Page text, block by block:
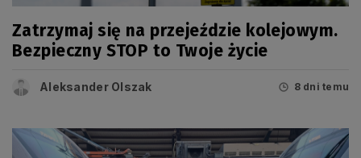
Zatrzymaj się na przejeździe kolejowym.
Bezpieczny STOP to Twoje życie
Aleksander Olszak 8 dni temu